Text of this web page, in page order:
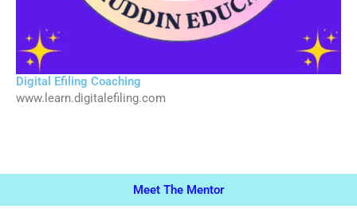
Digital Efiling Coaching
www.learn.digitalefiling.com
Meet The Mentor